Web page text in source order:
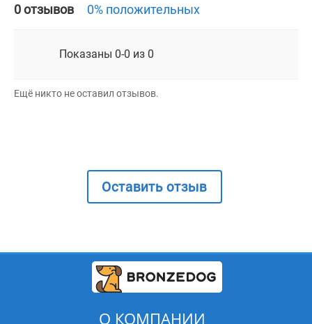
0 отзывов 0% положительных
Показаны 0-0 из 0
Ещё никто не оставил отзывов.
Оставить отзыв
О КОМПАНИИ